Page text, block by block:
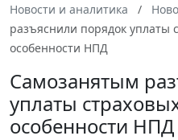
Новости и аналитика
разъяснили порядок уплаты
особенности НПД
Самозанятым
уплаты
особенности НПД